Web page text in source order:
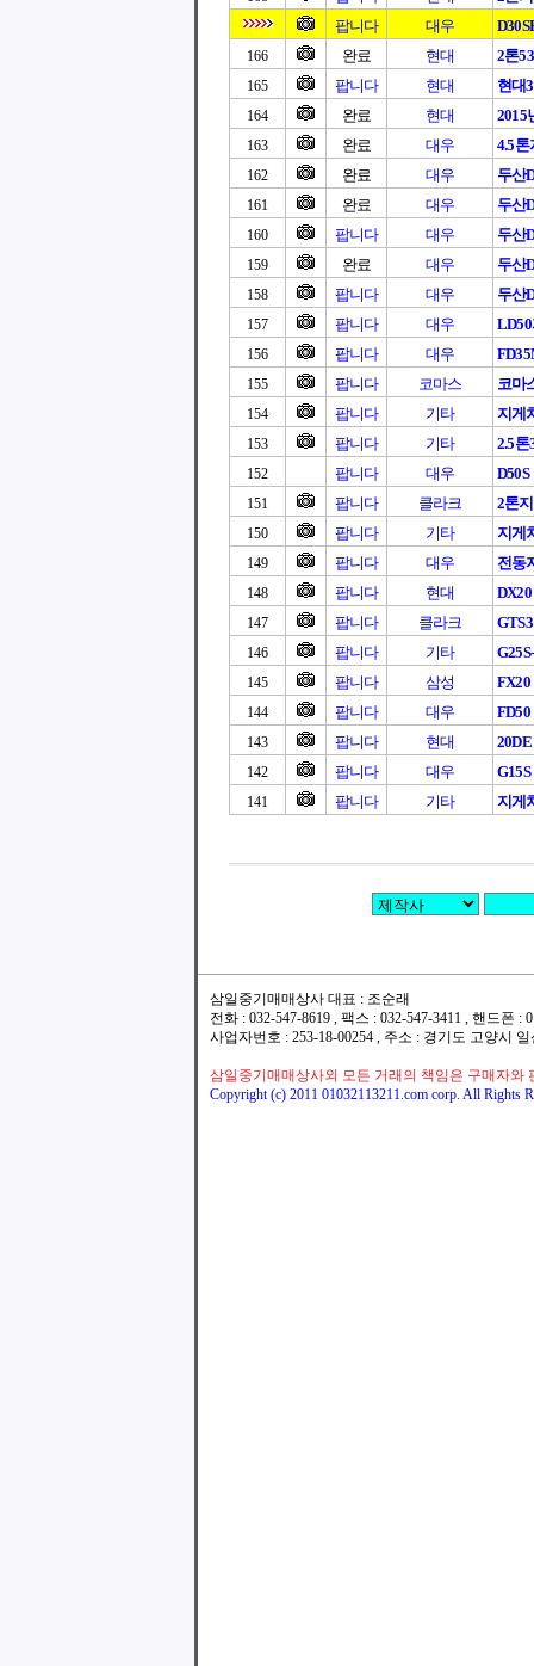
팝니다
대우
166 완료 현대 2톤
165 팝니다 현대 현대
164 완료 현대 2015
163 완료 대우 4.5톤
162 완료 대우 두산
161 완료 대우 두산
160 팝니다 대우 두산
159 완료 대우 두산
158 팝니다 대우 두산
157 팝니다 대우
156 팝니다 대우
155 팝니다 코마스 코마
154 팝니다 기타 지게
153 팝니다 기타 2.5톤
152 팝니다 대우 D50S
151 팝니다 클라크 2톤
150 팝니다 기타 지게
149 팝니다 대우 전동
148 팝니다 현대
147 팝니다 클라크
146 팝니다 기타
145 팝니다 삼성 FX20
144 팝니다 대우 FD50
143 팝니다 현대 20DE
142 팝니다 대우 G15S
141 팝니다 기타 지게
삼일중기매매상사 대표 : 조순래
전화 : 032-547-8619 , 팩스 : 032-547-3411 , 핸드폰
사업자번호 : 253-18-00254 , 주소 : 경기도 고양시
삼일중기매매상사외 모든 거래의 책임은 구매자와
Copyright (c) 2011 01032113211.com corp. All Rights